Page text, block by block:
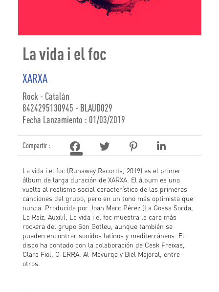
La vida i el foc
XARXA
Rock - Catalán
8424295130945 - BLAUD029
Fecha Lanzamiento : 01/03/2019
Compartir :
La vida i el foc (Runaway Records, 2019) es el primer
álbum de larga duración de XARXA. El álbum es una
vuelta al realismo social característico de las primeras
canciones del grupo, pero en un tono más optimista que
nunca. Producida por Joan Marc Pérez (La Gossa Sorda,
La Raíz, Auxili), La vida i el foc muestra la cara más
rockera del grupo Son Gotleu, aunque también se
pueden encontrar sonidos latinos y mediterráneos. El
disco ha contado con la colaboración de Cesk Freixas,
Clara Fiol, O-ERRA, Al-Mayurqa y Biel Majoral, entre
otros.